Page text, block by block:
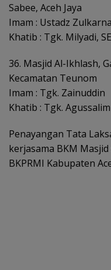
Sabee, Aceh Jaya
Imam : Ustadz
Khatib : Tgk. Milyadi, SE
36. Masjid Al-Ikhlash,
Kecamatan Teunom
Imam : Tgk. Zainuddin
Khatib : Tgk. Agussalim
Penayangan Tata
kerjasama BKM Masjid
BKPRMI Kabupaten